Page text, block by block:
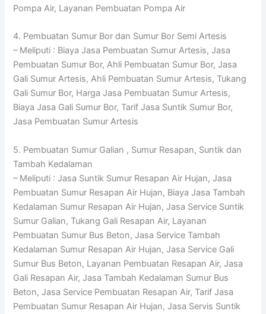
Pompa Air, Layanan Pembuatan Pompa Air
4. Pembuatan Sumur Bor dan Sumur Bor Semi Artesis
– Meliputi : Biaya Jasa Pembuatan Sumur Artesis, Jasa
Pembuatan Sumur Bor, Ahli Pembuatan Sumur Bor, Jasa
Gali Sumur Artesis, Ahli Pembuatan Sumur Artesis, Tukang
Gali Sumur Bor, Harga Jasa Pembuatan Sumur Artesis,
Biaya Jasa Gali Sumur Bor, Tarif Jasa Suntik Sumur Bor,
Jasa Pembuatan Sumur Artesis
5. Pembuatan Sumur Galian , Sumur Resapan, Suntik dan
Tambah Kedalaman
– Meliputi : Jasa Suntik Sumur Resapan Air Hujan, Jasa
Pembuatan Sumur Resapan Air Hujan, Biaya Jasa Tambah
Kedalaman Sumur Resapan Air Hujan, Jasa Service Suntik
Sumur Galian, Tukang Gali Resapan Air, Layanan
Pembuatan Sumur Bus Beton, Jasa Service Tambah
Kedalaman Sumur Resapan Air Hujan, Jasa Service Gali
Sumur Bus Beton, Layanan Pembuatan Resapan Air, Jasa
Gali Resapan Air, Jasa Tambah Kedalaman Sumur Bus
Beton, Jasa Service Pembuatan Resapan Air, Tarif Jasa
Pembuatan Sumur Resapan Air Hujan, Jasa Servis Suntik